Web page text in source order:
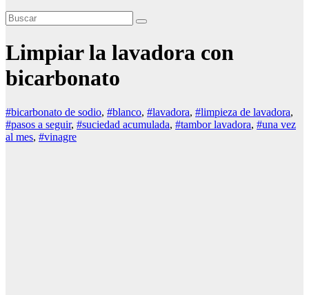
Limpiar la lavadora con
bicarbonato
#bicarbonato de sodio, #blanco, #lavadora, #limpieza de lavadora,
#pasos a seguir, #suciedad acumulada, #tambor lavadora, #una vez
al mes, #vinagre